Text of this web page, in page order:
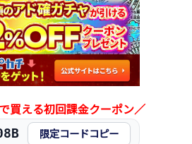
買える初回課金クーポン／
限定コードコピー